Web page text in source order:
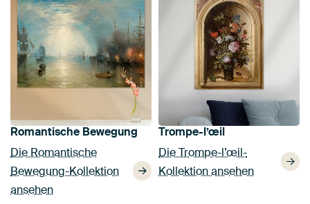
Romantische Bewegung
Die Romantische
Bewegung-Kollektion
ansehen
Trompe-l’œil
Die Trompe-l’œil-
Kollektion ansehen